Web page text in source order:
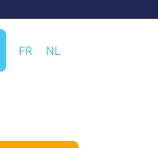
FR NL